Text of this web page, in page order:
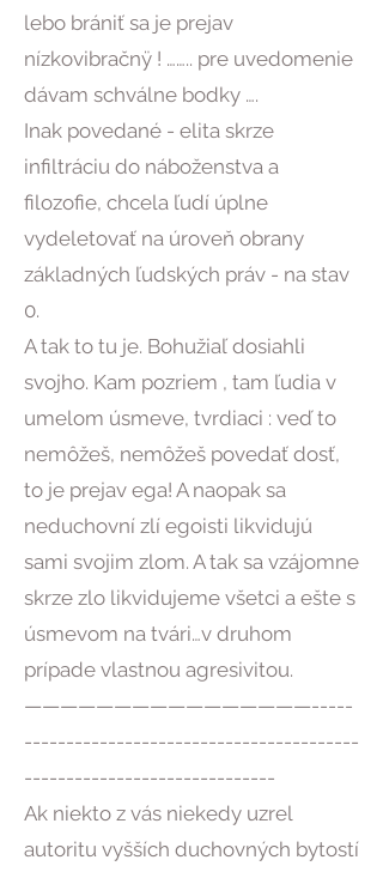
lebo brániť sa je prejav
nízkovibračnÿ ! …….. pre uvedomenie
dávam schválne bodky ….
Inak povedané - elita skrze
infiltráciu do náboženstva a
filozofie, chcela ľudí úplne
vydeletovať na úroveň obrany
základných ľudských práv - na stav
0.
A tak to tu je. Bohužiaľ dosiahli
svojho. Kam pozriem , tam ľudia v
umelom úsmeve, tvrdiaci : veď to
nemôžeš, nemôžeš povedať dosť,
to je prejav ega! A naopak sa
neduchovní zlí egoisti likvidujú
sami svojim zlom. A tak sa vzájomne
skrze zlo likvidujeme všetci a ešte s
úsmevom na tvári…v druhom
prípade vlastnou agresivitou.
————————————————-----
----------------------------------------
------------------------------
Ak niekto z vás niekedy uzrel
autoritu vyšších duchovných bytostí